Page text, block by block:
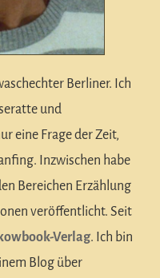
Berliner. Ich
und
eine Frage der Zeit,
Inzwischen habe
Bereichen Erzählung
veröffentlicht. Seit
Verlag. Ich bin
Blog über